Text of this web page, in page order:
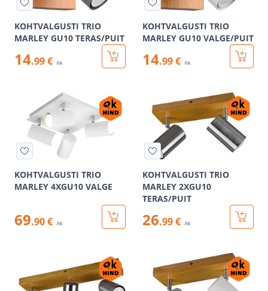
KOHTVALGUSTI TRIO
MARLEY GU10 TERAS/PUIT
14.99 € /tk
KOHTVALGUSTI TRIO
MARLEY GU10 VALGE/PUIT
14.99 € /tk
KOHTVALGUSTI TRIO
MARLEY 4XGU10 VALGE
69.90 € /tk
KOHTVALGUSTI TRIO
MARLEY 2XGU10
TERAS/PUIT
26.99 € /tk